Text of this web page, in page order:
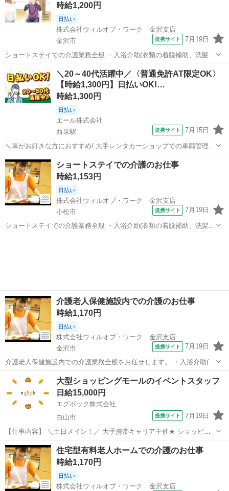
「未経験者だけど大丈夫か...
時給1,200円
日払い
株式会社ウィルオブ・ワーク 金沢支店
金沢市
提携サイト 7月19日
ショートステイでの介護業務全般 ・入浴介助(衣類の着脱補助、洗髪、
洗顔、体洗い補助など) ・食事介助(食事摂取のサポート、声掛け、見
守り、配膳など) ・排泄介助(トイレへの誘導、見守り、おむつ交換な
ど) ・環境整備(居室内...
石川 金沢市
＼20～40代活躍中／〈普通免許AT限定OK〉
【時給1,300円】日払いOK!…
時給1,300円
日払い
エール株式会社
西泉駅
提携サイト 7月15日
＼車がお好きな方におすすめ/ 大手レンタカーショップでの車両管理の
業務です! 【お仕事内容】 ◎車の洗車や清掃 ◎各店舗へレンタカー手
配の段取り ◎店舗と従業員のマネジメント業務 ◎パソコン作業 最初
は配車や洗車などの基...
石川 西泉駅 その他
ショートステイでの介護のお仕事
時給1,153円
日払い
株式会社ウィルオブ・ワーク 金沢支店
小松市
提携サイト 7月19日
ショートステイでの介護業務全般 ・入浴介助(衣類の着脱補助、洗髪、
介護老人保健施設内での介護のお仕事
時給1,170円
日払い
株式会社ウィルオブ・ワーク 金沢支店
金沢市
提携サイト 7月19日
介護老人保健施設内での介護業務全般をお任せします。 ・入浴介助(衣
類の着脱補助、洗髪、洗顔、体洗い補助など) ・食事介助(食事摂取の
サポート、声掛け、見守り、配膳など) ・排泄介助(トイレへの誘導、
見守り、おむつ交換など)...
その他
大型ショッピングモールのイベントスタッフ
日給15,000円
エグボック株式会社
白山市
提携サイト 7月19日
【仕事内容】 ＼土日メイン！／ 大手携帯キャリア主催★ ショッピン
グモールでのPRイベント運営・案内スタッフ募集！ 商業施設やショッ
ピングモール内の特設会場で、ご来店されたお客様に元気よくお声が
けし、イベントブースへご案...
石川 白山市 その他
住宅型有料老人ホームでの介護のお仕事
時給1,170円
日払い
株式会社ウィルオブ・ワーク 金沢支店